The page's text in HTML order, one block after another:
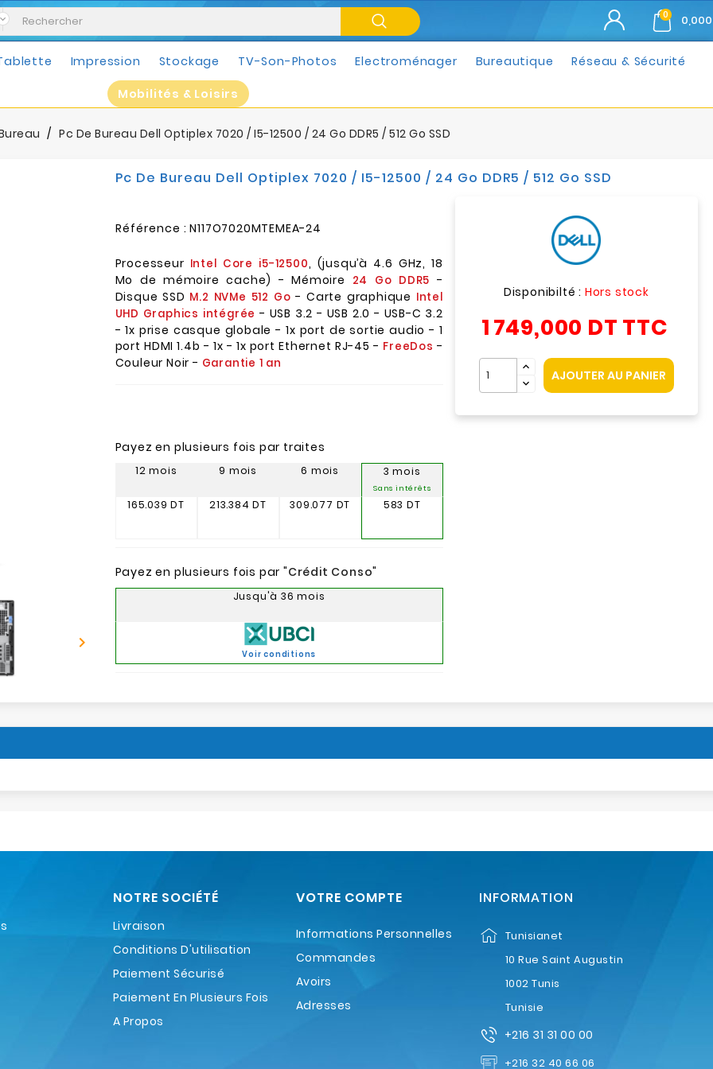
0
Impression Stockage TV-Son-Photos Electroménager Bureautique Réseau & Sécurité
Mobilités & Loisirs
Pc De Bureau Dell Optiplex 7020 / I5-12500 / 24 Go DDR5 / 512 Go SSD

Pc De Bureau Dell Optiplex 7020 / I5-12500 / 24 Go DDR5 / 512 Go SSD
Référence : N117O7020MTEMEA-24
Processeur Intel Core i5-12500, (jusqu’à 4.6 GHz, 18
Mo de mémoire cache) - Mémoire
24 Go DDR5 -
Disque SSD M.2 NVMe 512 Go - Carte graphique Intel
UHD Graphics intégrée - USB 3.2 - USB 2.0 - USB-C 3.2
- 1x prise casque globale - 1x port de sortie audio - 1
port HDMI 1.4b - 1x - 1x port Ethernet RJ-45 - FreeDos -
Couleur Noir - Garantie 1 an
Disponibilté : Hors stock
1 749,000 DT TTC
AJOUTER AU PANIER
Payez en plusieurs fois par traites
12 mois
165.039 DT
9 mois
213.384 DT
6 mois
309.077 DT
3 mois
Sans intérêts
583 DT
Payez en plusieurs fois par "Crédit Conso"
Jusqu'à 36 mois
Voir conditions
NOTRE SOCIÉTÉ
Livraison
Conditions D'utilisation
Paiement Sécurisé
Paiement En Plusieurs Fois
A Propos
VOTRE COMPTE
Informations Personnelles
Commandes
Avoirs
Adresses
INFORMATION
Tunisianet
10 Rue Saint Augustin
1002 Tunis
Tunisie
+216 31 31 00 00
+216 32 40 66 06